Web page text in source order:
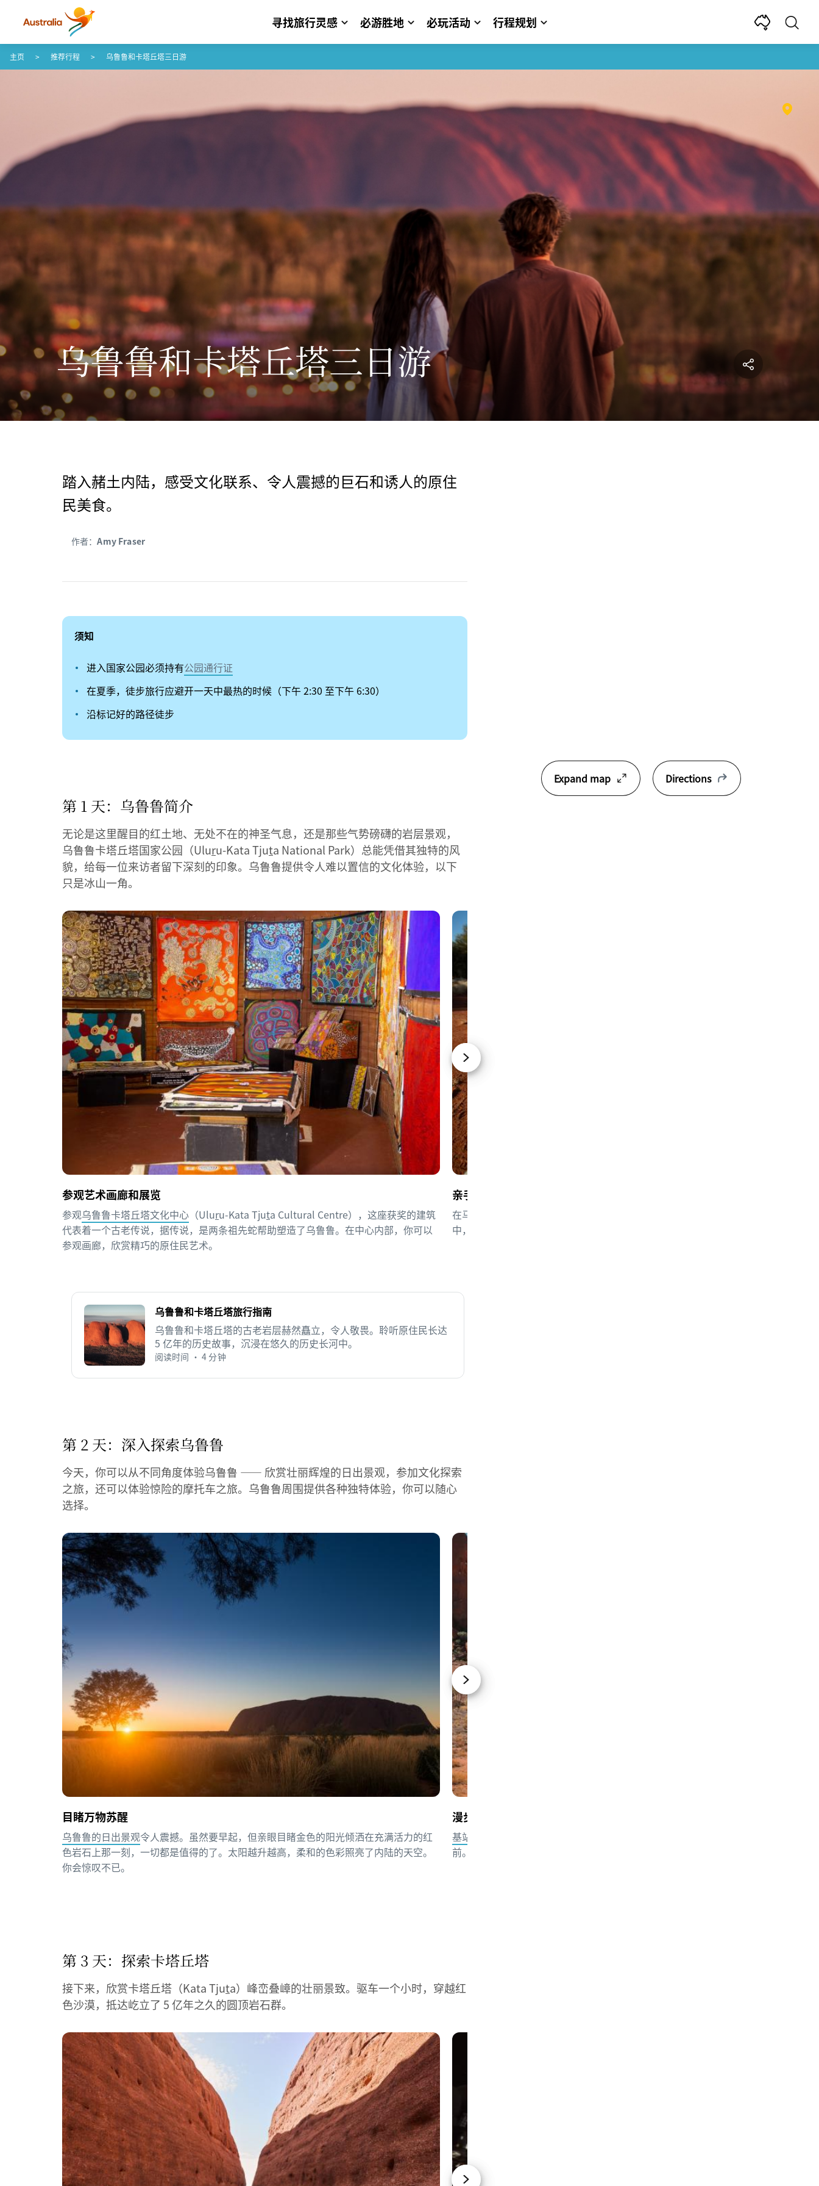
Skip to content
Skip to footer navigation
寻找旅行灵感 必游胜地 必玩活动 行程规划
主页 推荐行程 乌鲁鲁和卡塔丘塔三日游
乌鲁鲁和卡塔丘塔三日游
踏入赭土内陆，感受文化联系、令人震撼的巨石和诱人的原住
民美食。
作者：Amy Fraser
Expand map Directions
须知
进入国家公园必须持有公园通行证
在夏季，徒步旅行应避开一天中最热的时候（下午 2:30 至下午 6:30）
沿标记好的路径徒步
第 1 天：乌鲁鲁简介
无论是这里醒目的红土地、无处不在的神圣气息，还是那些气势磅礴的岩层景观，
乌鲁鲁卡塔丘塔国家公园（Uluru-Kata Tjuta National Park）总能凭借其独特的风
貌，给每一位来访者留下深刻的印象。乌鲁鲁提供令人难以置信的文化体验，以下
只是冰山一角。
参观艺术画廊和展览
参观乌鲁鲁卡塔丘塔文化中心 （Uluru-Kata Tjuta Cultural Centre），这座获奖的建筑
代表着一个古老传说，据传说，是两条祖先蛇帮助塑造了乌鲁鲁。 在中心内部，你可以
参观画廊，欣赏精巧的原住民艺术。
亲手创作点画
在马鲁库艺术中心（Maruku Arts）的点画
中，可以进一步了解阿南古族（A
乌鲁鲁和卡塔丘塔旅行指南
乌鲁鲁和卡塔丘塔的古老岩层赫然矗立，令人敬畏。聆听原住民长达
5 亿年的历史故事，沉浸在悠久的历史长河中。
阅读时间 • 4 分钟
第 2 天：深入探索乌鲁鲁
今天，你可以从不同角度体验乌鲁鲁 —— 欣赏壮丽辉煌的日出景观，参加文化探索
之旅，还可以体验惊险的摩托车之旅。 乌鲁鲁周围提供各种独特体验，你可以随心
选择。
目睹万物苏醒
乌鲁鲁的日出景观令人震撼。 虽然要早起，但亲眼目睹金色的阳光倾洒在充满活力的红
色岩石上那一刻，一切都是值得的了。太阳越升越高，柔和的色彩照亮了内陆的天空。
你会惊叹不已。
漫步在乌鲁鲁岩底部
基站步道
前。
第 3 天：探索卡塔丘塔
接下来，欣赏卡塔丘塔（Kata Tjuta）峰峦叠嶂的壮丽景致。驱车一个小时，穿越红
色沙漠，抵达屹立了 5 亿年之久的圆顶岩石群。